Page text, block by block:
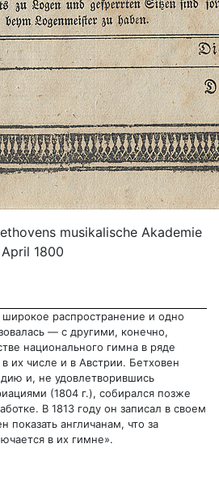
musikalische Akademie
1800
распространение и одно
— с другими, конечно,
национального гимна в ряде
их числе и в Австрии. Бетховен
и, не удовлетворившись
(1804 г.), собирался позже
В 1813 году он записал в своем
показать англичанам, что за
в их гимне».